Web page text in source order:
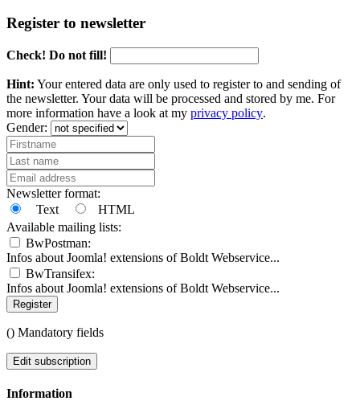
Register to newsletter
Check! Do not fill!
Hint: Your entered data are only used to register to and sending of
the newsletter. Your data will be processed and stored by me. For
more information have a look at my privacy policy.
Gender:
Newsletter format:
Text
HTML
Available mailing lists:
BwPostman:
Infos about Joomla! extensions of Boldt Webservice...
BwTransifex:
Infos about Joomla! extensions of Boldt Webservice...
Register
() Mandatory fields
Edit subscription
Information